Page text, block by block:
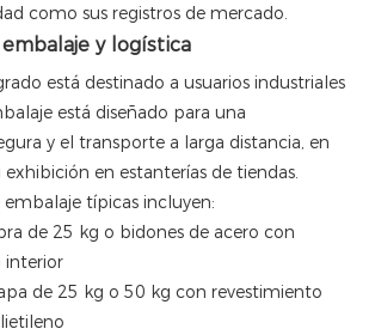
como sus registros de mercado.
y logística
está destinado a usuarios industriales
está diseñado para una
y el transporte a larga distancia, en
en estanterías de tiendas.
embalaje típicas incluyen:
de 25 kg o bidones de acero con
interior
de 25 kg o 50 kg con revestimiento